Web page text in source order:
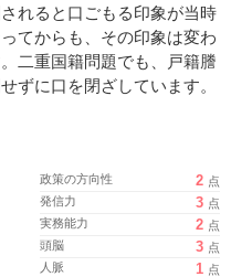
れると口ごもる印象が当時
てからも、その印象は変わ
二重国籍問題でも、戸籍謄
ずに口を閉ざしています。
政策の方向性 2 点
発信力
3 点
実務能力
2 点
頭脳
3 点
人脈
1 点